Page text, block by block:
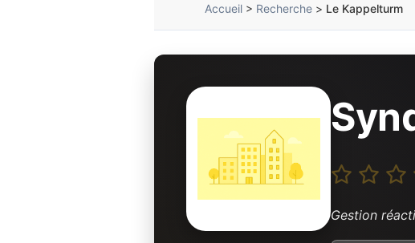
Accueil > Recherche > Le Kappelturm
Gestion